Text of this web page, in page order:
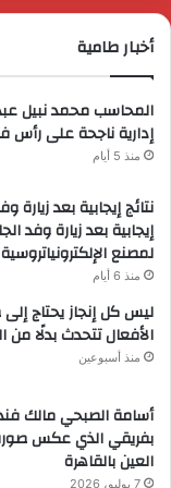
أخبار طامية
المحاسب محمد نبيل
إدارية ناجحة على رأس
منذ 5 أيام
نتائج إيجابية بعد زيارة
إيجابية بعد زيارة وفد
لمصنع
منذ 6 أيام
ليس كل إنجاز يحتاج
الأفعال تتحدث بدلًا من
منذ أسبوعين
أسامة الصبحي مالك
بفريقي الذي عكس
العين بالقاهرة
7 يوليو، 2026